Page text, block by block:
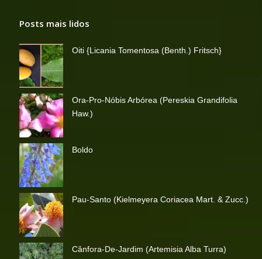
Posts mais lidos
Oiti {Licania Tomentosa (Benth.) Fritsch}
Ora-Pro-Nóbis Arbórea (Pereskia Grandifolia
Haw.)
Boldo
Pau-Santo (Kielmeyera Coriacea Mart. & Zucc.)
Cânfora-De-Jardim (Artemisia Alba Turra)